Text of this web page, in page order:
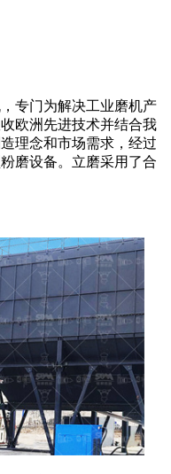
专门为解决工业磨机产
欧洲先进技术并结合我
理念和市场需求，经过
磨设备。立磨采用了合